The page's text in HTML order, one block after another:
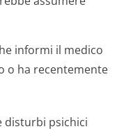
informi il medico
o ha recentemente
disturbi psichici